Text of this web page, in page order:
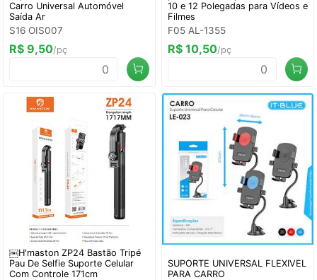
Carro Universal Automóvel
Saída Ar
S16 OIS007
R$ 9,50/pç
10 e 12 Polegadas para Vídeos e
Filmes
F05 AL-1355
R$ 10,50/pç
￼H'maston ZP24 Bastão Tripé
Pau De Selfie Suporte Celular
Com Controle 171cm
SUPORTE UNIVERSAL FLEXIVEL
PARA CARRO